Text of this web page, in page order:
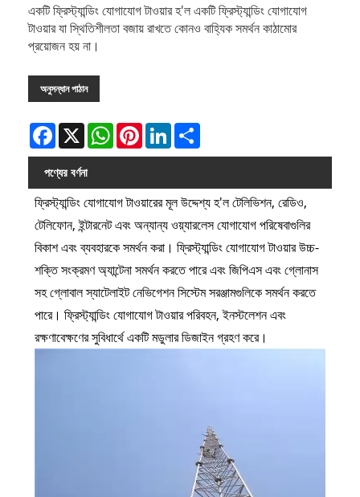
একটি ফ্রিস্ট্যান্ডিং যোগাযোগ টাওয়ার হ'ল একটি ফ্রিস্ট্যান্ডিং যোগাযোগ
টাওয়ার যা স্থিতিশীলতা বজায় রাখতে কোনও বাহ্যিক সমর্থন কাঠামোর
প্রয়োজন হয় না।
অনুসন্ধান পাঠান
Facebook
X WhatsAppPinterestLinkedIn
পণ্যের বর্ণনা
ফ্রিস্ট্যান্ডিং যোগাযোগ টাওয়ারের মূল উদ্দেশ্য হ'ল টেলিভিশন, রেডিও,
টেলিফোন, ইন্টারনেট এবং অন্যান্য ওয়্যারলেস যোগাযোগ পরিষেবাগুলির
বিকাশ এবং ব্যবহারকে সমর্থন করা। ফ্রিস্ট্যান্ডিং যোগাযোগ টাওয়ার উচ্চ-
শক্তি সংক্রমণ অ্যান্টেনা সমর্থন করতে পারে এবং জিপিএস এবং গ্লোনাস
সহ গ্লোবাল স্যাটেলাইট নেভিগেশন সিস্টেম সরঞ্জামগুলিকে সমর্থন করতে
পারে। ফ্রিস্ট্যান্ডিং যোগাযোগ টাওয়ার পরিবহন, ইনস্টলেশন এবং
রক্ষণাবেক্ষণের সুবিধার্থে একটি মডুলার ডিজাইন গ্রহণ করে।